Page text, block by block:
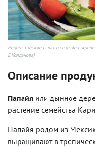
Рецепт Тайский салат из папайи с
Е.Колдунова)
Описание
Папайя или дынное
растение семейства
Папайя родом из
выращивают в